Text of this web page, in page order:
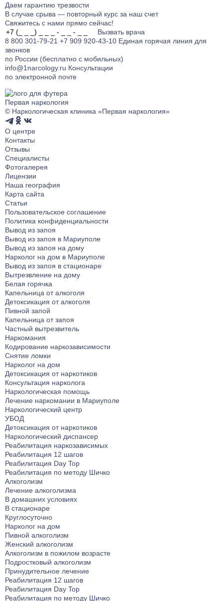
Даем гарантию трезвости
В случае срыва — повторный курс за наш счет
Свяжитесь с нами прямо сейчас!
Вызвать врача
8 800 301-79-21 +7 909 920-43-10 Единая горячая линия для
звонков
по России (бесплатно с мобильных)
info@1narcology.ru Консультации
по электронной почте
Первая наркология
© Наркологическая клиника «Первая наркология»
О центре
Контакты
Отзывы
Специалисты
Фотогалерея
Лицензии
Наша география
Карта сайта
Статьи
Пользовательское соглашение
Политика конфиденциальности
Вывод из запоя
Вывод из запоя в Мариуполе
Вывод из запоя на дому
Нарколог на дом в Мариуполе
Вывод из запоя в стационаре
Вытрезвление на дому
Белая горячка
Капельница от алкоголя
Детоксикация от алкоголя
Пивной запой
Капельница от запоя
Частный вытрезвитель
Наркомания
Кодирование наркозависимости
Снятие ломки
Нарколог на дом
Детоксикация от наркотиков
Консультация нарколога
Наркологическая помощь
Лечение наркомании в Мариуполе
Наркологический центр
УБОД
Детоксикация от наркотиков
Наркологический диспансер
Реабилитация наркозависимых
Реабилитация 12 шагов
Реабилитация Day Top
Реабилитация по методу Шичко
Алкоголизм
Лечение алкоголизма
В домашних условиях
В стационаре
Круглосуточно
Нарколог на дом
Пивной алкоголизм
Женский алкоголизм
Алкоголизм в пожилом возрасте
Подростковый алкоголизм
Принудительное лечение
Реабилитация 12 шагов
Реабилитация Day Top
Реабилитация по методу Шичко